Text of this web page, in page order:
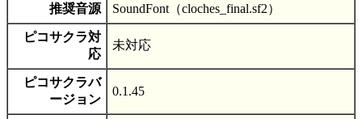
推奨音源 SoundFont（cloches_final.sf2）
ピコサクラ対
応
未対応
ピコサクラバ
ージョン
0.1.45